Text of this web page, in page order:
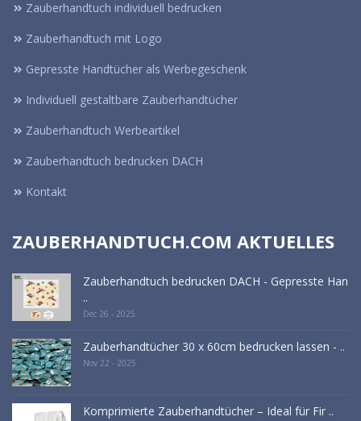
Zauberhandtuch individuell bedrucken
Zauberhandtuch mit Logo
Gepresste Handtücher als Werbegeschenk
Individuell gestaltbare Zauberhandtücher
Zauberhandtuch Werbeartikel
Zauberhandtuch bedrucken DACH
Kontakt
ZAUBERHANDTUCH.COM AKTUELLES
Zauberhandtuch bedrucken DACH - Gepresste Han
..
Dec 26 - 2025
Zauberhandtücher 30 x 60cm bedrucken lassen - ..
Nov 22 - 2025
Komprimierte Zauberhandtücher – Ideal für Fir ..